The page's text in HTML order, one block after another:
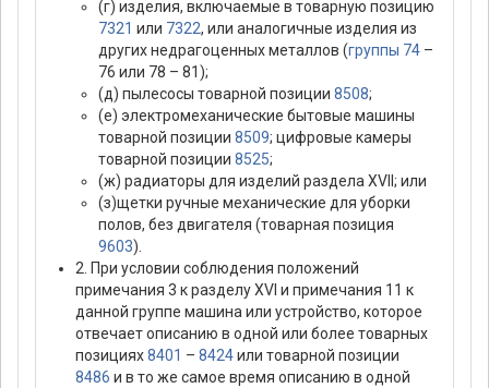
(г) изделия, включаемые в товарную позицию
7321 или 7322, или аналогичные изделия из
других недрагоценных металлов (группы 74 –
76 или 78 – 81);
(д) пылесосы товарной позиции 8508;
(е) электромеханические бытовые машины
товарной позиции 8509; цифровые камеры
товарной позиции 8525;
(ж) радиаторы для изделий раздела XVII; или
(з)щетки ручные механические для уборки
полов, без двигателя (товарная позиция
9603).
2. При условии соблюдения положений
примечания 3 к разделу XVI и примечания 11 к
данной группе машина или устройство, которое
отвечает описанию в одной или более товарных
позициях8401 – 8424или товарной позиции
8486 и в то же самое время описанию в одной